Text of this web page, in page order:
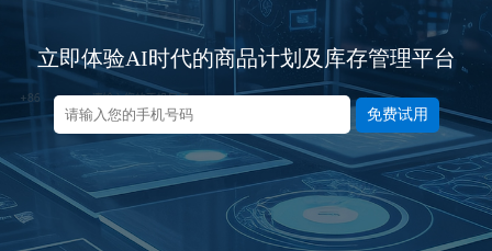
立即体验AI时代的商品计划及库存管理平台
免费试用